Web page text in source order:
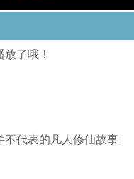
了哦！
不代表的凡人修仙故事